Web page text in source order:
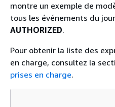
montre un exemple de
tous les événements du
AUTHORIZED.
Pour obtenir la liste des
en charge, consultez la
prises en charge.